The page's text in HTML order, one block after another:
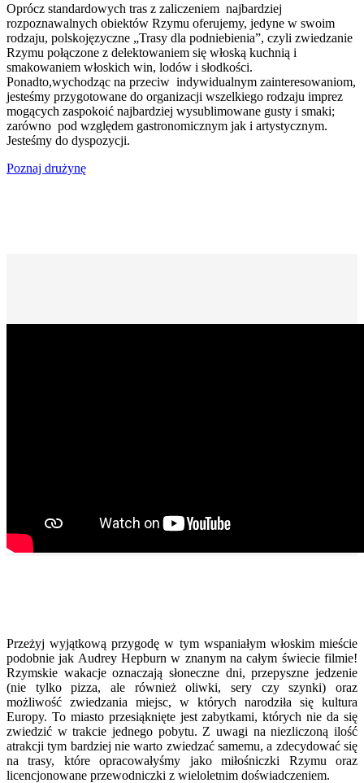
Oprócz standardowych tras z zaliczeniem najbardziej
rozpoznawalnych obiektów Rzymu oferujemy, jedyne w swoim
rodzaju, polskojęzyczne „Trasy dla podniebienia”, czyli zwiedzanie
Rzymu połączone z delektowaniem się włoską kuchnią i
smakowaniem włoskich win, lodów i słodkości.
Ponadto,wychodząc na przeciw indywidualnym zainteresowaniom,
jesteśmy przygotowane do organizacji wszelkiego rodzaju imprez
mogących zaspokoić najbardziej wysublimowane gusty i smaki;
zarówno pod względem gastronomicznym jak i artystycznym.
Jesteśmy do dyspozycji.
Poznaj drużynę
Przeżyj wyjątkową przygodę w tym wspaniałym włoskim mieście
podobnie jak Audrey Hepburn w znanym na całym świecie filmie!
Rzymskie wakacje oznaczają słoneczne dni, przepyszne jedzenie
(nie tylko pizza, ale również oliwki, sery czy szynki) oraz
możliwość zwiedzania miejsc, w których narodziła się kultura
Europy. To miasto przesiąknięte jest zabytkami, których nie da się
zwiedzić w trakcie jednego pobytu. Z uwagi na niezliczoną ilość
atrakcji tym bardziej nie warto zwiedzać samemu, a zdecydować się
na trasy, które opracowałyśmy jako miłośniczki Rzymu oraz
licencjonowane przewodniczki z wieloletnim doświadczeniem.